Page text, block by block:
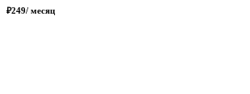
₽249/ месяц